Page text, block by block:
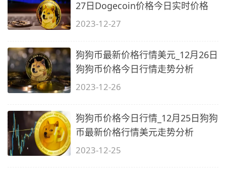
27日Dogecoin价格今日实时价格
2023-12-27
狗狗币最新价格行情美元_12月26日
狗狗币价格今日行情走势分析
2023-12-26
狗狗币价格今日行情_12月25日狗狗
币最新价格行情美元走势分析
2023-12-25